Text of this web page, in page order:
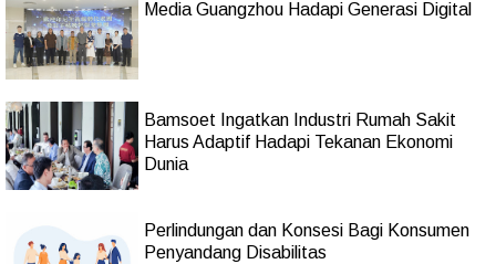
Media Guangzhou Hadapi Generasi Digital
Bamsoet Ingatkan Industri Rumah Sakit
Harus Adaptif Hadapi Tekanan Ekonomi
Dunia
Perlindungan dan Konsesi Bagi Konsumen
Penyandang Disabilitas